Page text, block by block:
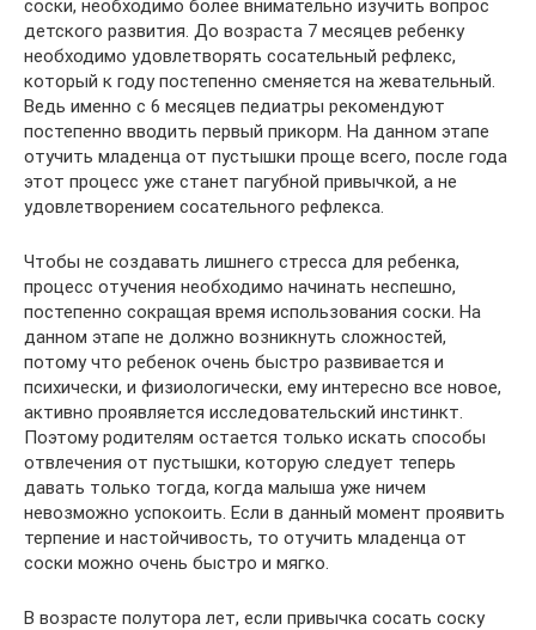
соски, необходимо более внимательно изучить вопрос
детского развития. До возраста 7 месяцев ребенку
необходимо удовлетворять сосательный рефлекс,
который к году постепенно сменяется на жевательный.
Ведь именно с 6 месяцев педиатры рекомендуют
постепенно вводить первый прикорм. На данном этапе
отучить младенца от пустышки проще всего, после года
этот процесс уже станет пагубной привычкой, а не
удовлетворением сосательного рефлекса.
Чтобы не создавать лишнего стресса для ребенка,
процесс отучения необходимо начинать неспешно,
постепенно сокращая время использования соски. На
данном этапе не должно возникнуть сложностей,
потому что ребенок очень быстро развивается и
психически, и физиологически, ему интересно все новое,
активно проявляется исследовательский инстинкт.
Поэтому родителям остается только искать способы
отвлечения от пустышки, которую следует теперь
давать только тогда, когда малыша уже ничем
невозможно успокоить. Если в данный момент проявить
терпение и настойчивость, то отучить младенца от
соски можно очень быстро и мягко.
В возрасте полутора лет, если привычка сосать соску